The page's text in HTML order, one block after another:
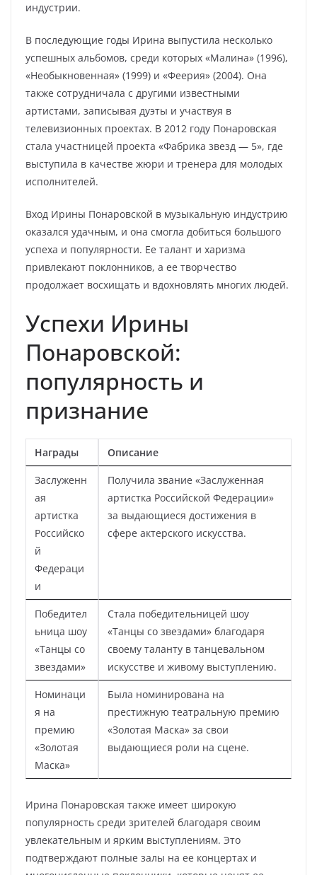
индустрии.
В последующие годы Ирина выпустила несколько
успешных альбомов, среди которых «Малина» (1996),
«Необыкновенная» (1999) и «Феерия» (2004). Она
также сотрудничала с другими известными
артистами, записывая дуэты и участвуя в
телевизионных проектах. В 2012 году Понаровская
стала участницей проекта «Фабрика звезд — 5», где
выступила в качестве жюри и тренера для молодых
исполнителей.
Вход Ирины Понаровской в музыкальную индустрию
оказался удачным, и она смогла добиться большого
успеха и популярности. Ее талант и харизма
привлекают поклонников, а ее творчество
продолжает восхищать и вдохновлять многих людей.
Успехи Ирины
Понаровской:
популярность и
признание
Награды Описание
Заслуженн
ая
артистка
Российско
й
Федераци
и
Получила звание «Заслуженная
артистка Российской Федерации»
за выдающиеся достижения в
сфере актерского искусства.
Победител
ьница шоу
«Танцы со
звездами»
Стала победительницей шоу
«Танцы со звездами» благодаря
своему таланту в танцевальном
искусстве и живому выступлению.
Номинаци
я на
премию
«Золотая
Маска»
Была номинирована на
престижную театральную премию
«Золотая Маска» за свои
выдающиеся роли на сцене.
Ирина Понаровская также имеет широкую
популярность среди зрителей благодаря своим
увлекательным и ярким выступлениям. Это
подтверждают полные залы на ее концертах и